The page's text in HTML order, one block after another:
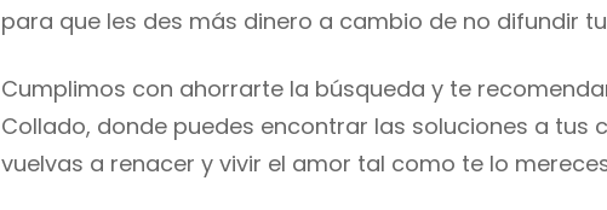
para que les des más dinero a cambio de no difundir
Cumplimos con ahorrarte la búsqueda y te
Collado, donde puedes encontrar las soluciones a tus
vuelvas a renacer y vivir el amor tal como te lo